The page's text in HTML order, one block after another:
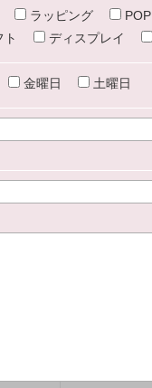
ラッピング POP
ト ディスプレイ
金曜日 土曜日